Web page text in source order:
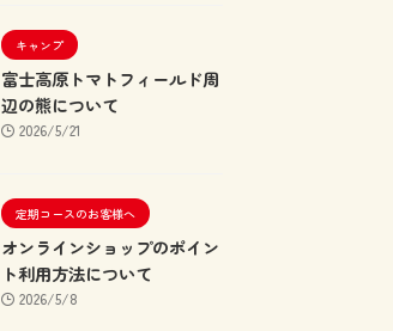
キャンプ
富士高原トマトフィールド周
辺の熊について
2026/5/21
定期コースのお客様へ
オンラインショップのポイン
ト利用方法について
2026/5/8